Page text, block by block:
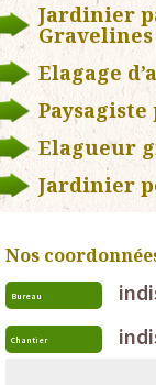
Jardinier
Gravelines
Elagage
Elagueur
Jardinier
Nos
Bureau
Chantier